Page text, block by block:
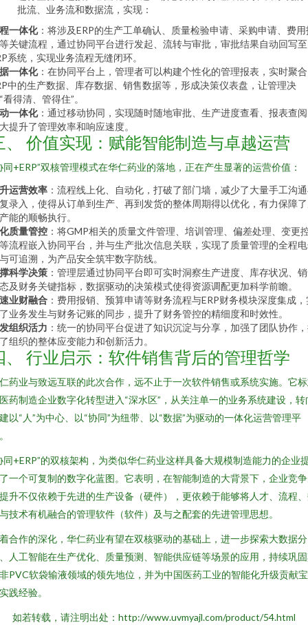
批流、业务流和数据流，实现：
一体化：将涉及ERP的生产工单确认、质量检验申请、采购申请、费用
关键流程，通过协同平台进行发起、流转与审批，审批结果自动回写至
系统，实现业务流程无缝闭环。
一体化：在协同平台上，管理者可以构建个性化的管理报表，实时聚合
中的生产数据、库存数据、销售数据等，形成决策仪表盘，让管理决
看得清、管得住”。
一体化：通过移动协同，实现随时随地审批、生产进度查看、报表查
提升了管理效率和响应速度。
、 价值实现：赋能智能制造与卓越运营
同+ERP”双核管理模式在华仁药业的落地，正在产生显著的运营价值：
运营效率 ：流程线上化、自动化，打破了部门墙，减少了大量手工沟
录入，使得从订单到生产、再到发货的整体周期得以优化，有力保障
能的顺畅执行。
质量管控 ：将GMP相关的质量文件管理、培训管理、偏差处理、变更
流程嵌入协同平台，并与生产批次信息关联，实现了质量管理的全程
可追溯，为产品安全筑牢数字防线。
科学决策 ：管理层通过协同平台即可实时洞察生产进度、库存状况、
及财务关键指标，数据驱动的决策模式使得资源调配更加科学前瞻。
业财融合 ：费用报销、预算申请等财务流程与ERP财务模块深度集成
业务发生与财务记账的同步，提升了财务管控的精细度和时效性。
组织活力 ：统一的协同平台促进了知识沉淀与分享，加强了团队协作
组织的整体应变能力和创新活力。
、 行业启示：软件销售背后的管理哲学
药业与致远互联的此次合作，远不止于一次软件销售或系统实施。它
药制造企业数字化转型进入“深水区”，从关注单一的业务系统建设，转
以“人”为中心、以“协同”为纽带、以“数据”为驱动的一体化运营管理平
同+ERP”的双核架构，为类似华仁药业这样具备大规模制造能力的企业
一个可复制的数字化蓝图。它表明，在智能制造的大背景下，企业竞
升不仅依赖于先进的生产设备（硬件），更依赖于能够将人才、流程
技术有机融合的管理软件（软件）及与之配套的先进管理思想。
合作的深化，华仁药业有望在双核驱动的基础上，进一步探索大数据分
人工智能在生产优化、质量预测、智能供应链等场景的应用，持续巩
PVC软袋输液领域的领先地位，并为中国医药工业的智能化升级贡献
践经验。
如若转载，请注明出处：http://www.uvmyajl.com/product/54.html